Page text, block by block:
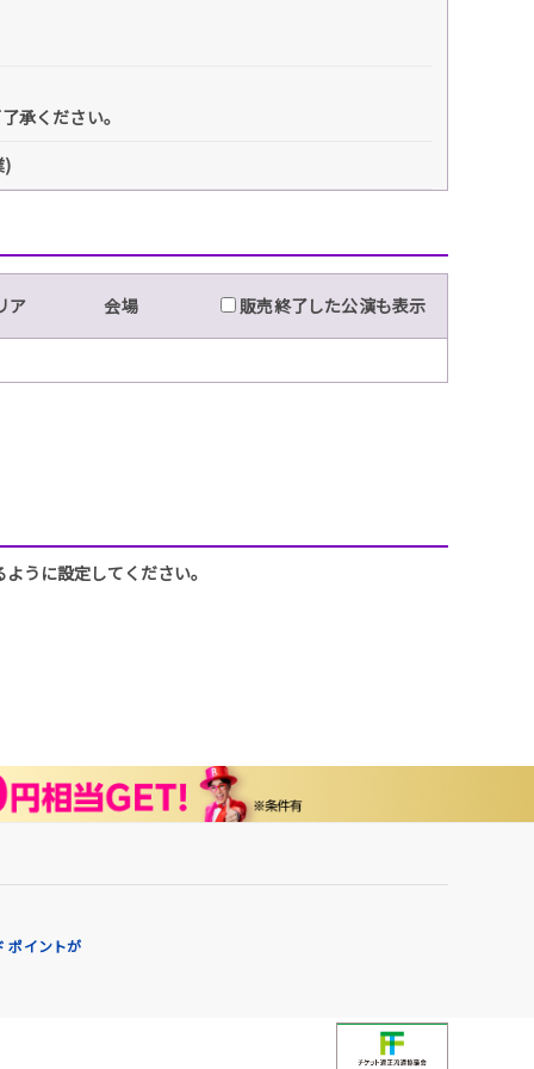
承ください。
)
ア 会場 販売終了した公演も表示
うに設定してください。
ポイントが